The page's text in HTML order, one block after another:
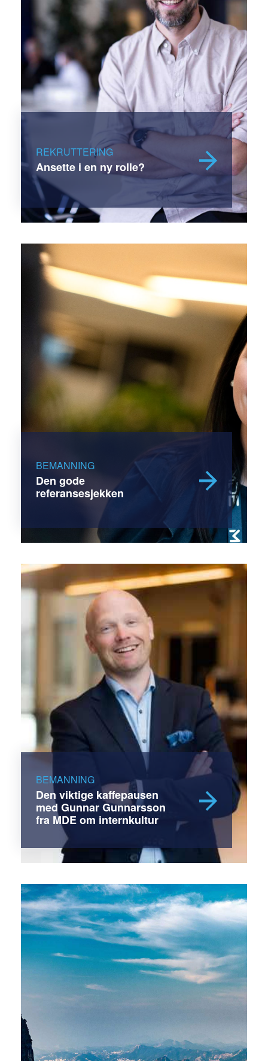
REKRUTTERING
Ansette i en ny rolle?
BEMANNING
Den gode
referansesjekken
BEMANNING
Den viktige kaffepausen
med Gunnar Gunnarsson
fra MDE om internkultur